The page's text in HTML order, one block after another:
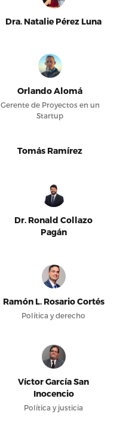
Dra. Natalie Pérez Luna
Orlando Alomá
Gerente de Proyectos en un
Startup
Tomás Ramírez
Dr. Ronald Collazo
Pagán
Ramón L. Rosario Cortés
Política y derecho
Víctor García San
Inocencio
Política y justicia